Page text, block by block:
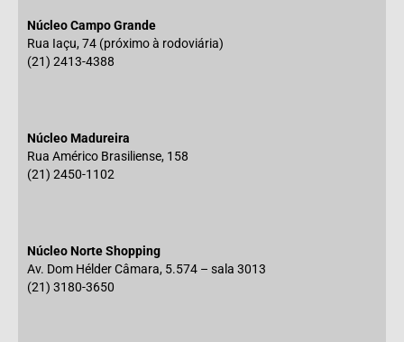
Núcleo Campo Grande
Rua Iaçu, 74 (próximo à rodoviária)
(21) 2413-4388
Núcleo Madureira
Rua Américo Brasiliense, 158
(21) 2450-1102
Núcleo Norte Shopping
Av. Dom Hélder Câmara, 5.574 – sala 3013
(21) 3180-3650